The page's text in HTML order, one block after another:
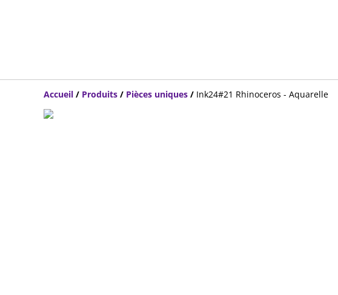
Accueil / Produits / Pièces uniques / Ink24#21 Rhinoceros - Aquarelle